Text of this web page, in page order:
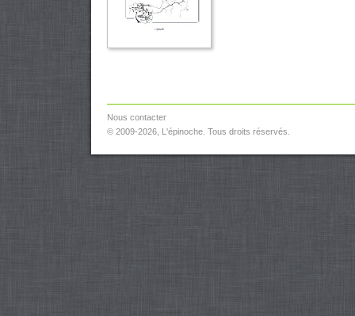
Nous contacter
© 2009-2026, L'épinoche. Tous droits réservés.